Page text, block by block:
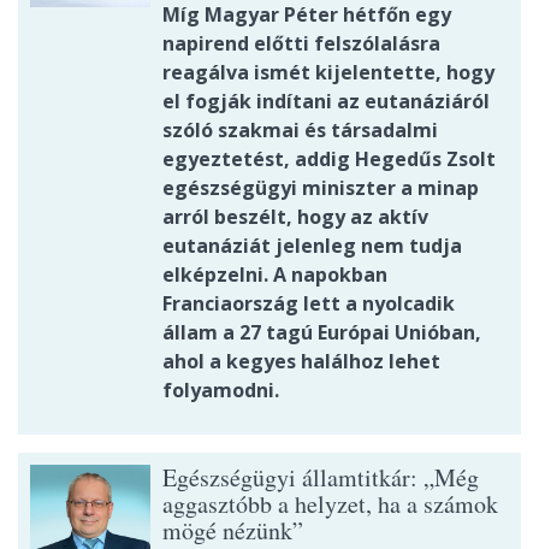
Míg Magyar Péter hétfőn egy
napirend előtti felszólalásra
reagálva ismét kijelentette, hogy
el fogják indítani az eutanáziáról
szóló szakmai és társadalmi
egyeztetést, addig Hegedűs Zsolt
egészségügyi miniszter a minap
arról beszélt, hogy az aktív
eutanáziát jelenleg nem tudja
elképzelni. A napokban
Franciaország lett a nyolcadik
állam a 27 tagú Európai Unióban,
ahol a kegyes halálhoz lehet
folyamodni.
Egészségügyi államtitkár: „Még
aggasztóbb a helyzet, ha a számok
mögé nézünk”